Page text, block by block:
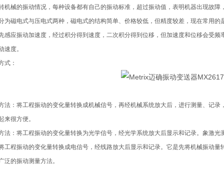
机械的振动情况，每种设备都有自己的振动标准，超过振动值，表明机器出现故障
为磁电式与压电式两种，磁电式的结构简单、价格较低，但精度较差，现在常用的
感应振动加速度，经过积分得到速度，二次积分得到位移，但加速度和位移会受
速度。
式：
法：将工程振动的变化量转换成机械信号，再经机械系统放大后，进行测量、记
来很方便。
法：将工程振动的变化量转换为光学信号，经光学系统放大后显示和记录。象激光
工程振动的变化量转换成电信号，经线路放大后显示和记录。它是先将机械振动
泛的振动测量方法。